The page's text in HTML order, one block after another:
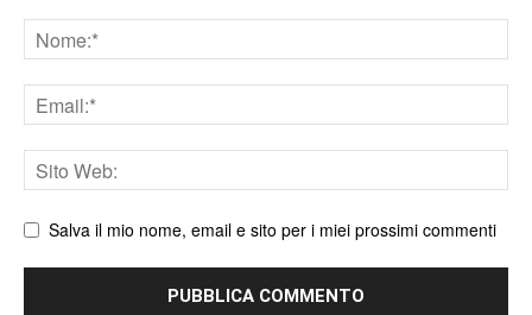
Nome
Email
Sito
web
Salva il mio nome, email e sito per i miei prossimi commenti